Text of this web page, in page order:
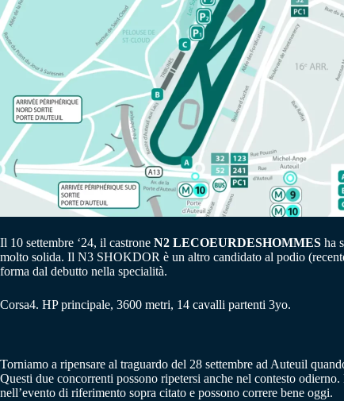
Il 10 settembre ‘24, il castrone N2 LECOEURDESHOMMES ha
molto solida. Il N3 SHOKDOR è un altro candidato al podio
forma dal debutto nella specialità.
Corsa4. HP principale, 3600 metri, 14 cavalli partenti 3yo.
Torniamo a ripensare al traguardo del 28 settembre ad Auteuil
Questi due concorrenti possono ripetersi anche nel contesto
nell’evento di riferimento sopra citato e possono correre bene oggi.